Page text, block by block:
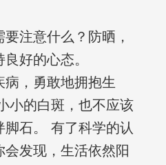
注意什么？防晒，
好的心态。
，勇敢地拥抱生
小的白斑，也不应该
石。 有了科学的认
发现，生活依然阳